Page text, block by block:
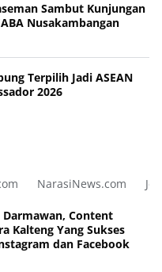
Sambut Kunjungan
Nusakambangan
Terpilih Jadi ASEAN
2026
NarasiNews.com
Content
Kalteng Yang Sukses
dan Facebook